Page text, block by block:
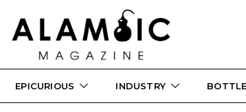
EPICURIOUS INDUSTRY